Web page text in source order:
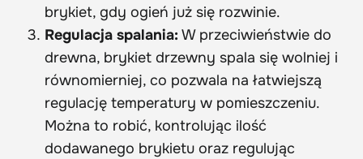
brykiet, gdy ogień już się rozwinie.
Regulacja spalania: W przeciwieństwie do
drewna, brykiet drzewny spala się wolniej i
równomierniej, co pozwala na łatwiejszą
regulację temperatury w pomieszczeniu.
Można to robić, kontrolując ilość
dodawanego brykietu oraz regulując